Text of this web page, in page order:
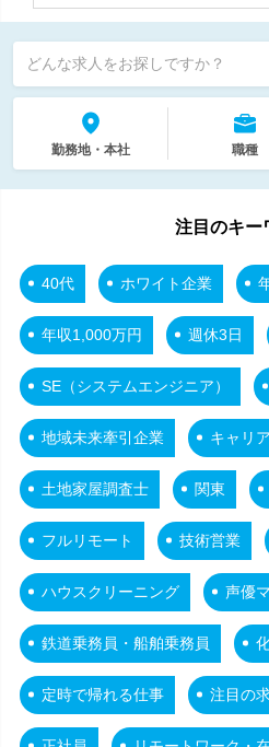
どんな求人をお探しですか？
勤務地・本社 職種
注目のキー
40代 ホワイト企業
年収1,000万円 週休3日
SE（システムエンジニア）
地域未来牽引企業 キャリ
土地家屋調査士 関東
フルリモート 技術営業
ハウスクリーニング 声優
鉄道乗務員・船舶乗務員
定時で帰れる仕事 注目の